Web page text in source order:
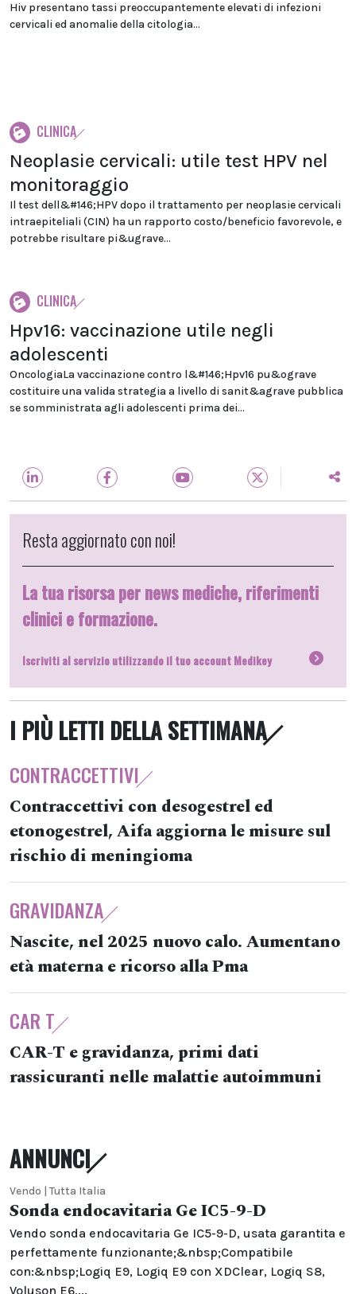
Hiv presentano tassi preoccupantemente elevati di infezioni
cervicali ed anomalie della citologia...
CLINICA
Neoplasie cervicali: utile test HPV nel
monitoraggio
Il test dell&#146;HPV dopo il trattamento per neoplasie cervicali
intraepiteliali (CIN) ha un rapporto costo/beneficio favorevole, e
potrebbe risultare pi&ugrave...
CLINICA
Hpv16: vaccinazione utile negli
adolescenti
OncologiaLa vaccinazione contro l&#146;Hpv16 pu&ograve
costituire una valida strategia a livello di sanit&agrave pubblica
se somministrata agli adolescenti prima dei...
Resta aggiornato con noi!
La tua risorsa per news mediche, riferimenti
clinici e formazione.
Iscriviti al servizio utilizzando il tuo account Medikey
I PIÙ LETTI DELLA SETTIMANA
CONTRACCETTIVI
Contraccettivi con desogestrel ed
etonogestrel, Aifa aggiorna le misure sul
rischio di meningioma
GRAVIDANZA
Nascite, nel 2025 nuovo calo. Aumentano
età materna e ricorso alla Pma
CAR T
CAR-T e gravidanza, primi dati
rassicuranti nelle malattie autoimmuni
ANNUNCI
Vendo | Tutta Italia
Sonda endocavitaria Ge IC5-9-D
Vendo sonda endocavitaria Ge IC5-9-D, usata garantita e
perfettamente funzionante;&nbsp;Compatibile
con:&nbsp;Logiq E9, Logiq E9 con XDClear, Logiq S8,
Voluson E6,...